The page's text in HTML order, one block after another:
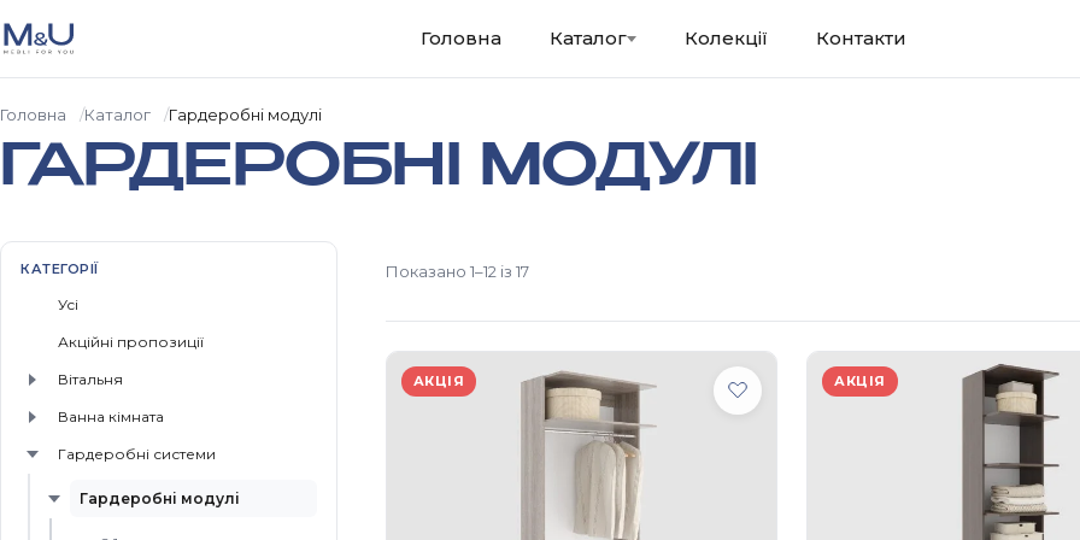
Головна
Каталог Колекції Контакти
Головна Каталог Гардеробні модулі
ГАРДЕРОБНІ МОДУЛІ
КАТЕГОРІЇ
Усі
Акційні пропозиції
Вiтальня
Ванна кiмната
Гардеробнi системи
Гардеробні модулі
Показано 1–12 із 17
АКЦІЯ АКЦІЯ